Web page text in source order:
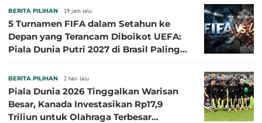
BERITA PILIHAN 19 jam lalu
5 Turnamen FIFA dalam Setahun ke
Depan yang Terancam Diboikot UEFA:
Piala Dunia Putri 2027 di Brasil Paling
BERITA PILIHAN 2 hari lalu
Piala Dunia 2026 Tinggalkan Warisan
Besar, Kanada Investasikan Rp17,9
Triliun untuk Olahraga Terbesar